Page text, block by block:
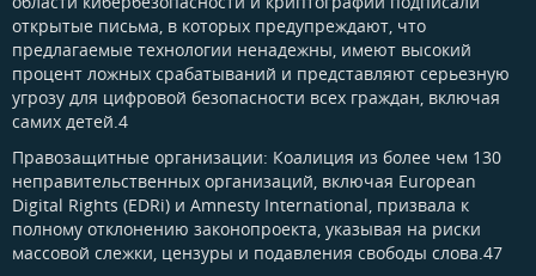
открытые письма, в которых предупреждают, что
предлагаемые технологии ненадежны, имеют высокий
процент ложных срабатываний и представляют серьезную
угрозу для цифровой безопасности всех граждан, включая
самих детей.4
Правозащитные организации: Коалиция из более чем 130
неправительственных организаций, включая European
Digital Rights (EDRi) и Amnesty International, призвала к
полному отклонению законопроекта, указывая на риски
массовой слежки, цензуры и подавления свободы слова.47